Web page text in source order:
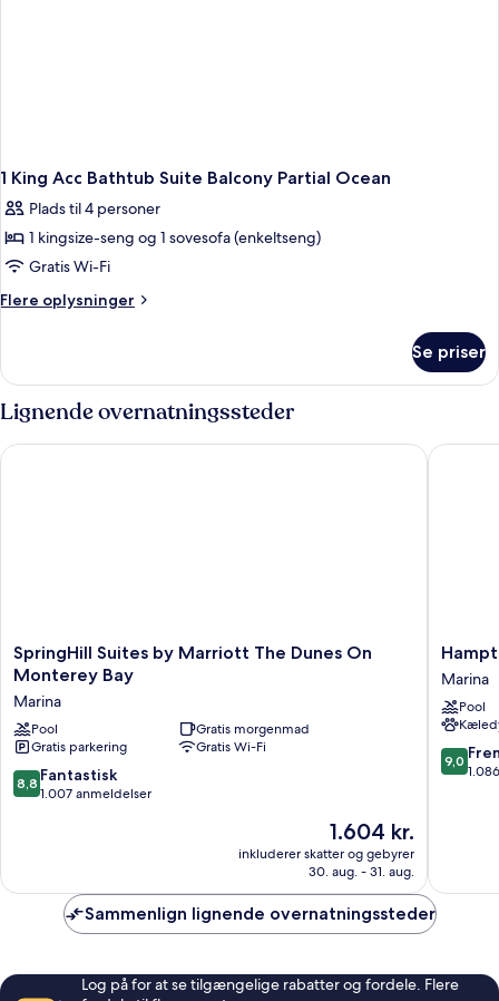
1 King Acc Bathtub Suite Balcony Partial Ocean
Plads til 4 personer
1 kingsize-seng og 1 sovesofa (enkeltseng)
Gratis Wi-Fi
Flere oplysninger
Flere
King
Acc
Bathtub
Suite
Balcony
Se priser
Lignende overnatningssteder
SpringHill
Suites
Marriott
The
Dunes
On
Monterey
SpringHill Suites by Marriott The Dunes On
Monterey Bay
Marina
Pool
Gratis morgenmad
Gratis parkering
Gratis Wi-Fi
8.8
ud
anmeldelser
8,8 Fantastisk
1.007 anmeldelser
Prisen
er
1.604 kr.
1.604 kr.
inkluderer skatter og gebyrer
30. aug. - 31. aug.
SpringHill Suites by Marriott The Dunes On Monterey Bay
Inn
&
Suites
Marina
Marina
Marina
Pool
9.0
ud
9,0
Sammenlign lignende overnatningssteder
Log på for at se tilgængelige rabatter og fordele. Flere